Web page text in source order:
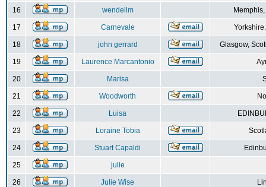
16 wendellm
17 Carnevale
18 john gerrard Glasgow,
19 Laurence Marcantonio
20 Marisa
21 Woodworth
22 Luisa
23 Loraine Tobia
24 Stuart Capaldi
25 julie
26 Julie Wise